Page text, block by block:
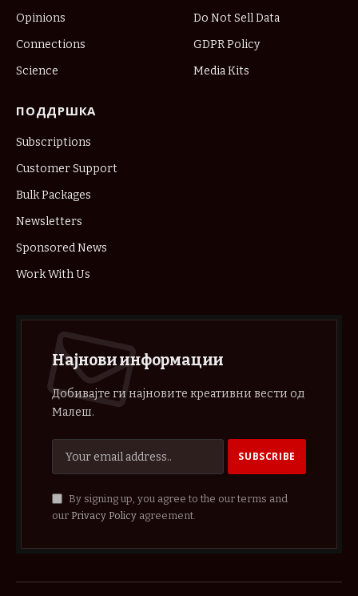
Opinions
Connections
Science
Do Not Sell Data
GDPR Policy
Media Kits
ПОДДРШКА
Subscriptions
Customer Support
Bulk Packages
Newsletters
Sponsored News
Work With Us
Најнови информации
Добивајте ги најновите креативни вести од
Малеш.
By signing up, you agree to the our terms and
our Privacy Policyagreement.